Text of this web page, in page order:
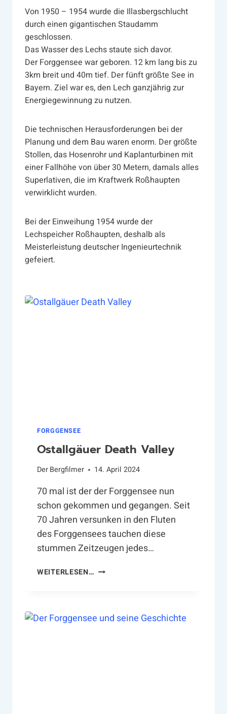
Von 1950 – 1954 wurde die Illasbergschlucht
durch einen gigantischen Staudamm
geschlossen.
Das Wasser des Lechs staute sich davor.
Der Forggensee war geboren. 12 km lang bis zu
3km breit und 40m tief. Der fünft größte See in
Bayern. Ziel war es, den Lech ganzjährig zur
Energiegewinnung zu nutzen.
Die technischen Herausforderungen bei der
Planung und dem Bau waren enorm. Der größte
Stollen, das Hosenrohr und Kaplanturbinen mit
einer Fallhöhe von über 30 Metern, damals alles
Superlativen, die im Kraftwerk Roßhaupten
verwirklicht wurden.
Bei der Einweihung 1954 wurde der
Lechspeicher Roßhaupten, deshalb als
Meisterleistung deutscher Ingenieurtechnik
gefeiert.
FORGGENSEE
Ostallgäuer Death Valley
DerBergfilmer 14. April 2024
70 mal ist der der Forggensee nun
schon gekommen und gegangen. Seit
70 Jahren versunken in den Fluten
des Forggensees tauchen diese
stummen Zeitzeugen jedes…
WEITERLESEN… O
L